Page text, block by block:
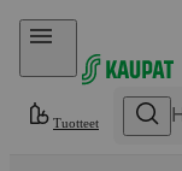
Hyppää sisältöön
Tuotteet